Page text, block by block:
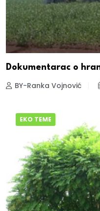
Dokumentarac o
BY-Ranka Vojnović
EKO TEME